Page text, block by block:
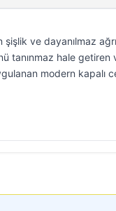
ve dayanılmaz
tanınmaz hale
modern kapalı